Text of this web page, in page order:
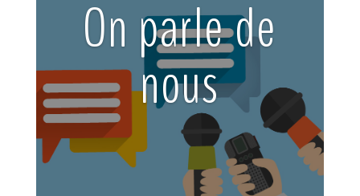
On parle de
nous